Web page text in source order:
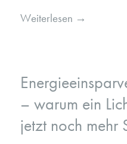
Weiterlesen →
– warum ein
jetzt noch mehr